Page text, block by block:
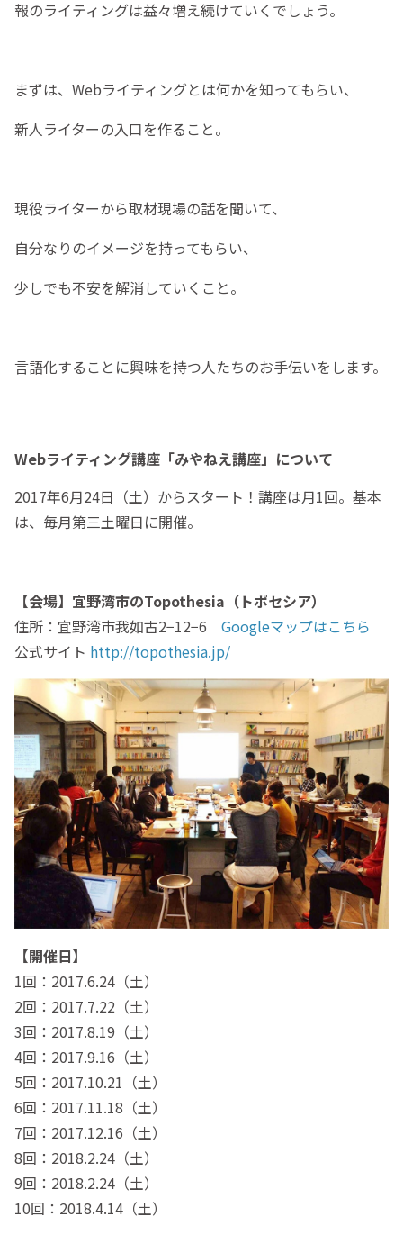
報のライティングは益々増え続けていくでしょう。
まずは、Webライティングとは何かを知ってもらい、
新人ライターの入口を作ること。
現役ライターから取材現場の話を聞いて、
自分なりのイメージを持ってもらい、
少しでも不安を解消していくこと。
言語化することに興味を持つ人たちのお手伝いをします。
Webライティング講座「みやねえ講座」について
2017年6月24日（土）からスタート！講座は月1回。基本
は、毎月第三土曜日に開催。
【会場】宜野湾市のTopothesia（トポセシア）
住所：宜野湾市我如古2−12−6 Googleマップはこちら
公式サイト http://topothesia.jp/
【開催日】
1回：2017.6.24（土）
2回：2017.7.22（土）
3回：2017.8.19（土）
4回：2017.9.16（土）
5回：2017.10.21（土）
6回：2017.11.18（土）
7回：2017.12.16（土）
8回：2018.2.24（土）
9回：2018.2.24（土）
10回：2018.4.14（土）